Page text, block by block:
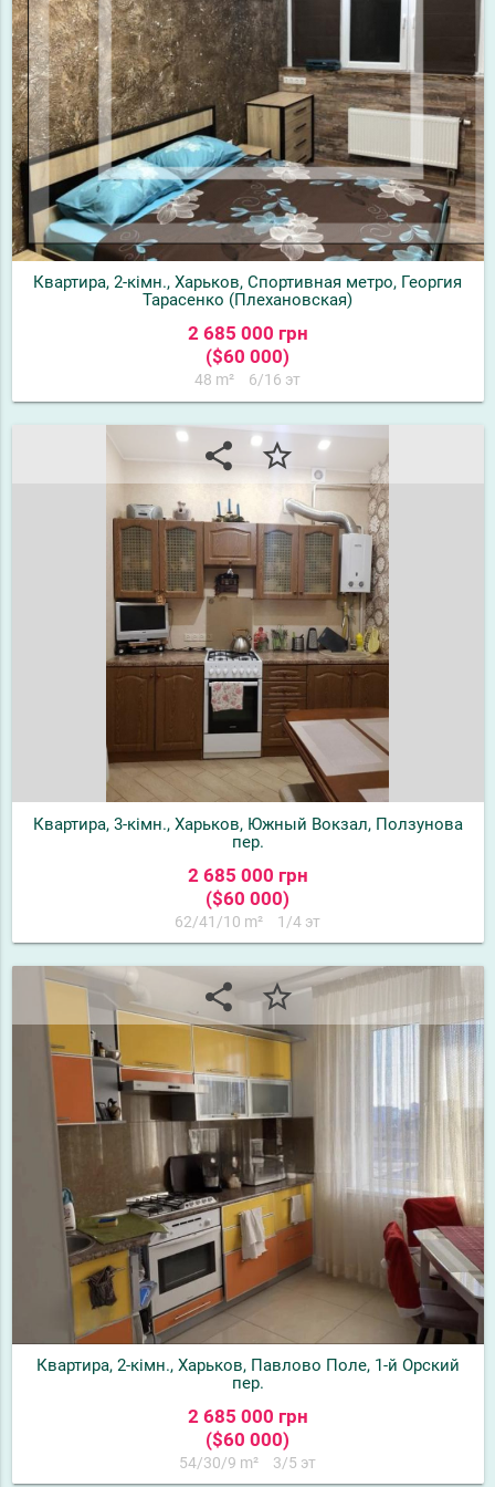
Квартира, 2-кімн., Харьков, Спортивная метро, Георгия
Тарасенко (Плехановская)
2 685 000 грн
($60 000)
48 m² 6/16 эт
share star_border
Квартира, 3-кімн., Харьков, Южный Вокзал, Ползунова
пер.
2 685 000 грн
($60 000)
62/41/10 m² 1/4 эт
share star_border
Квартира, 2-кімн., Харьков, Павлово Поле, 1-й Орский
пер.
2 685 000 грн
($60 000)
54/30/9 m² 3/5 эт